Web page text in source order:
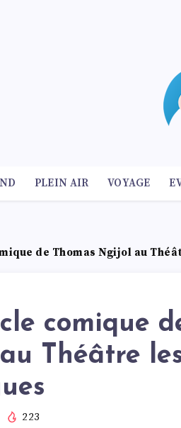
PLEIN AIR VOYAGE
de Thomas Ngijol au
comique
Théâtre
223